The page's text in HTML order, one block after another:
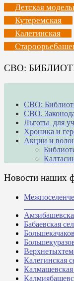
Детская
Кутеремская
Калегинская
СВО:
СВО:
СВО.
Льготы для
Хроника и
Акции и
Новости наших
Бабаевская
Калегинская